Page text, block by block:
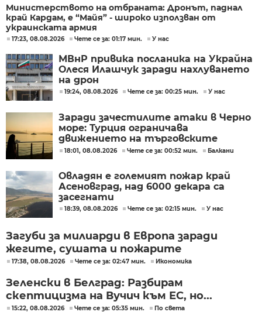
Министерството на отбраната: Дронът, паднал
край Кардам, е “Майя” - широко използван от
украинската армия
17:23, 08.08.2026 Чете се за: 01:17 мин. У нас
МВнР привика посланика на Украйна
Олеся Илашчук заради нахлуването
на дрон
19:24, 08.08.2026 Чете се за: 00:25 мин. У нас
Заради зачестилите атаки в Черно
море: Турция ограничава
движението на търговските
кораби
18:01, 08.08.2026 Чете се за: 00:52 мин. Балкани
Овладян е големият пожар край
Асеновград, над 6000 декара са
засегнати
18:39, 08.08.2026 Чете се за: 02:15 мин. У нас
Загуби за милиарди в Европа заради
жегите, сушата и пожарите
17:38, 08.08.2026 Чете се за: 02:47 мин. Икономика
Зеленски в Белград: Разбирам
скептицизма на Вучич към ЕС, но...
15:22, 08.08.2026 Чете се за: 05:35 мин. По света